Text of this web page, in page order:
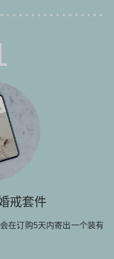
戒套件
在订购5天内寄出一个装有